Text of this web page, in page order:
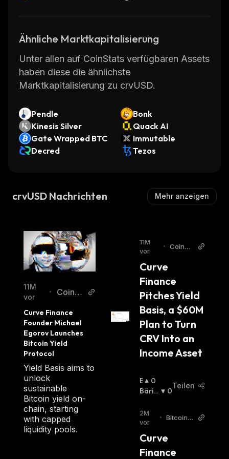
Ähnliche Marktkapitalisierung
Unter allen auf CoinStats verfügbaren Assets
haben diese die ähnlichste
Marktkapitalisierung zu crvUSD.
Pendle
Bonk
Kinesis Silver
Quack AI
Gate Wrapped BTC
Immutable
Decred
Tezos
crvUSD Nachrichten Mehr anzeigen
11M
vor
•
CoinD
Curve Finance
Founder Michael
Egorov Launches
Bitcoin Yield
Yield Basis aims to
unlock
sustainable
Bitcoin yield on-
chain, starting
with capped
liquidity pools.
11M
vor
• CoinDe
Curve
Finance
Pitches Yield
Basis, a $60M
Plan to Turn
CRV Into an
Income Asset
B
U
I
S
H
0
Bäris
0
Teilen
2M
vor
•
Bitcoin
Curve
Finance